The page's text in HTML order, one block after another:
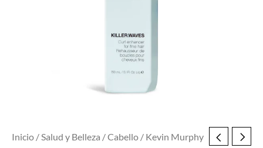
Inicio /Salud y Belleza /Cabello / Kevin Murphy